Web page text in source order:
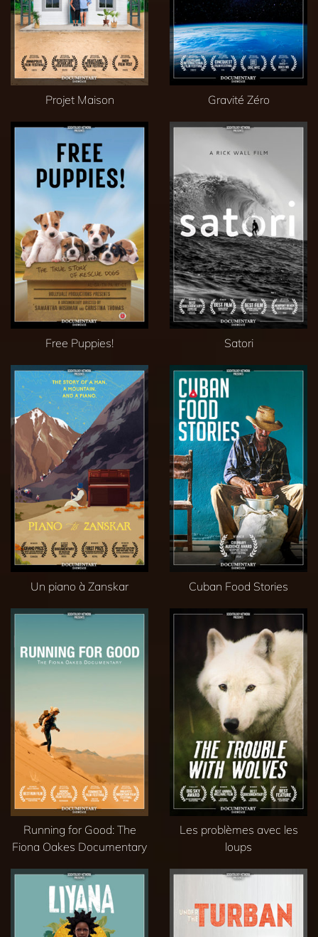
Projet Maison Gravité Zéro
Free Puppies! Satori
Un piano à Zanskar Cuban Food Stories
Running for Good: The
Fiona Oakes Documentary
Les problèmes avec les
loups